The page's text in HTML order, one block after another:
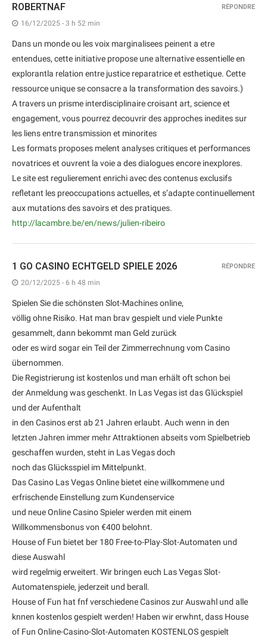
ROBERTNAF
16/12/2025 - 3 h 52 min
Dans un monde ou les voix marginalisees peinent a etre
entendues, cette initiative propose une alternative essentielle en
explorantla relation entre justice reparatrice et esthetique. Cette
ressource unique se consacre a la transformation des savoirs.)
A travers un prisme interdisciplinaire croisant art, science et
engagement, vous pourrez decouvrir des approches inedites sur
les liens entre transmission et minorites
Les formats proposes melent analyses critiques et performances
novatrices et ouvrent la voie a des dialogues encore inexplores.
Le site est regulierement enrichi avec des contenus exclusifs
refletant les preoccupations actuelles, et s’adapte continuellement
aux mutations des savoirs et des pratiques.
http://lacambre.be/en/news/julien-ribeiro
RÉPONDRE
1 GO CASINO ECHTGELD SPIELE 2026
20/12/2025 - 6 h 48 min
Spielen Sie die schönsten Slot-Machines online,
völlig ohne Risiko. Hat man brav gespielt und viele Punkte
gesammelt, dann bekommt man Geld zurück
oder es wird sogar ein Teil der Zimmerrechnung vom Casino
übernommen.
Die Registrierung ist kostenlos und man erhält oft schon bei
der Anmeldung was geschenkt. In Las Vegas ist das Glückspiel
und der Aufenthalt
in den Casinos erst ab 21 Jahren erlaubt. Auch wenn in den
letzten Jahren immer mehr Attraktionen abseits vom Spielbetrieb
geschaffen wurden, steht in Las Vegas doch
noch das Glücksspiel im Mittelpunkt.
Das Casino Las Vegas Online bietet eine willkommene und
erfrischende Einstellung zum Kundenservice
und neue Online Casino Spieler werden mit einem
Willkommensbonus von €400 belohnt.
House of Fun bietet ber 180 Free-to-Play-Slot-Automaten und
diese Auswahl
wird regelmig erweitert. Wir bringen euch Las Vegas Slot-
Automatenspiele, jederzeit und berall.
House of Fun hat fnf verschiedene Casinos zur Auswahl und alle
knnen kostenlos gespielt werden! Haben wir erwhnt, dass House
of Fun Online-Casino-Slot-Automaten KOSTENLOS gespielt
RÉPONDRE